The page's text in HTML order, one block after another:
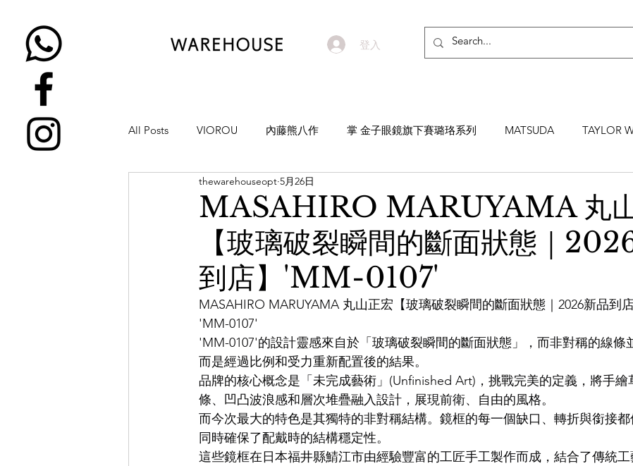
登入
All Posts VIOROU 內藤熊八作 掌 金子眼鏡旗下賽璐珞系列 MATSUDA TAYLOR
NATIVE SONS
YUICHI TOYAMA KAMEMANNEN MYKITA MOSCOT ZEISS MASAHIRO
H-FUSION JULIUS TART OPTICAL AKIRA AND SONS DITA 10EYEVAN
OG X OLIVER GOLDSMITH LUNOR
EFFECTOR
MASAHIRO MARUYAMA 丸
【玻璃破裂瞬間的斷面狀態｜
到店】'MM-0107'
thewarehouseopt 5月26日
MASAHIRO MARUYAMA 丸山正宏【玻璃破裂瞬間的斷面狀態｜2026新品到店
'MM-0107'
'MM-0107'的設計靈感來自於「玻璃破裂瞬間的斷面狀態」，而非對稱的線條
而是經過比例和受力重新配置後的結果。
品牌的核心概念是「未完成藝術」(Unfinished Art)，挑戰完美的定義，將手繪
條、凹凸波浪感和層次堆疊融入設計，展現前衛、自由的風格。
而今次最大的特色是其獨特的非對稱結構。鏡框的每一個缺口、轉折與銜接都
同時確保了配戴時的結構穩定性。
這些鏡框在日本福井縣鯖江市由經驗豐富的工匠手工製作而成，結合了傳統工